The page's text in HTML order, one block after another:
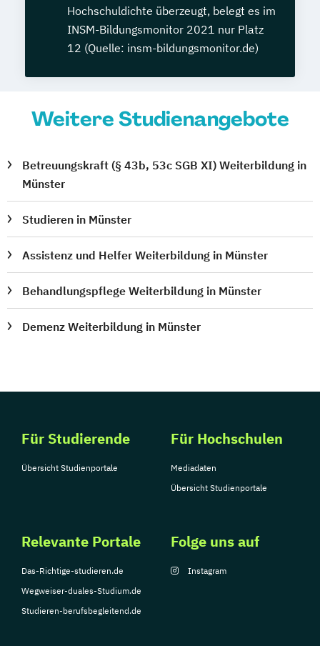
Hochschuldichte überzeugt, belegt es im
INSM-Bildungsmonitor 2021 nur Platz
12 (Quelle: insm-bildungsmonitor.de)
Weitere Studienangebote
Betreuungskraft (§ 43b, 53c SGB XI) Weiterbildung in
Münster
Studieren in Münster
Assistenz und Helfer Weiterbildung in Münster
Behandlungspflege Weiterbildung in Münster
Demenz Weiterbildung in Münster
Für Studierende
Übersicht Studienportale
Für Hochschulen
Mediadaten
Übersicht Studienportale
Relevante Portale
Das-Richtige-studieren.de
Wegweiser-duales-Studium.de
Studieren-berufsbegleitend.de
Folge uns auf
Instagram